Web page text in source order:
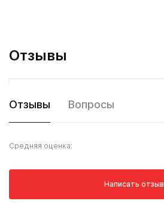
Отзывы
Отзывы Вопросы
Средняя оценка:
Написать отзыв